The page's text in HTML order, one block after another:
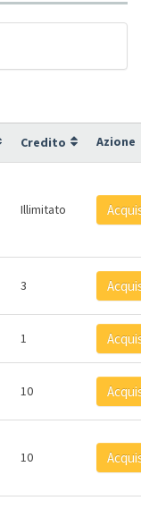
Credito Azione
Illimitato
3
1
10
10